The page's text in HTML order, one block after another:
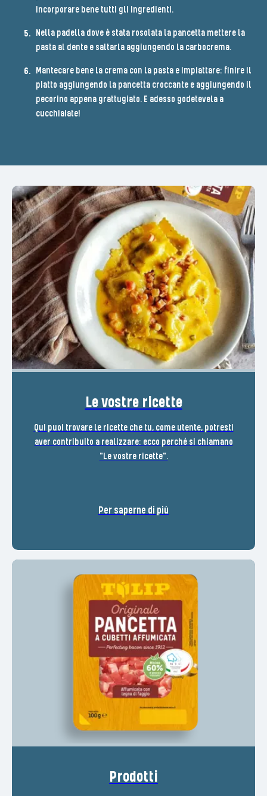
incorporare bene tutti gli ingredienti.
Nella padella dove è stata rosolata la pancetta mettere la
pasta al dente e saltarla aggiungendo la carbocrema.
Mantecare bene la crema con la pasta e impiattare: finire il
piatto aggiungendo la pancetta croccante e aggiungendo il
pecorino appena grattugiato. E adesso godetevela a
cucchiaiate!
Le vostre ricette
Qui puoi trovare le ricette che tu, come utente, potresti
aver contribuito a realizzare: ecco perché si chiamano
"Le vostre ricette".
Per saperne di più
Prodotti